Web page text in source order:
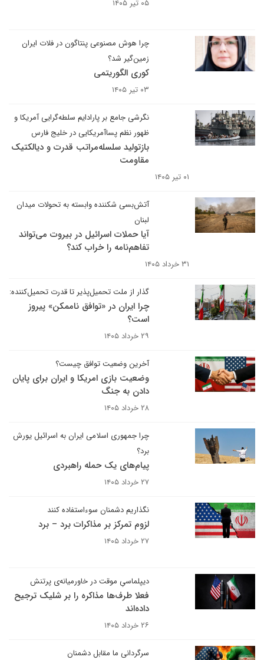
۰۵ تیر ۱۴۰۵
چرا هوش مصنوعی پنتاگون در فلات ایران
زمین‌گیر شد؟
کوری الگوریتمی
۰۳ تیر ۱۴۰۵
نگرشی جامع بر پارادایم سلطه‌گرایی آمریکا و
ظهور نظم پساآمریکایی در خلیج فارس
بازتولید سلسله‌مراتب قدرت و دیالکتیک
مقاومت
۰۱ تیر ۱۴۰۵
آتش‌بسی شکننده وابسته به تحولات میدان
لبنان
آیا حملات اسرائیل در بیروت می‌تواند
تفاهم‌نامه را خراب کند؟
۳۱ خرداد ۱۴۰۵
گذار از ملت تحمیل‌پذیر تا قدرت تحمیل‌کننده:
چرا ایران در «توافق ناممکن» پیروز
است؟
۲۹ خرداد ۱۴۰۵
آخرین وضعیت توافق چیست؟
وضعیت بازی امریکا و ایران برای پایان
دادن به جنگ
۲۸ خرداد ۱۴۰۵
چرا جمهوری اسلامی ایران به اسرائیل یورش
برد؟
پیام‌های یک حمله راهبردی
۲۷ خرداد ۱۴۰۵
نگذاریم دشمنان سوءاستفاده کنند
لزوم تمرکز بر مذاکرات برد – برد
۲۷ خرداد ۱۴۰۵
دیپلماسیِ موقت در خاورمیانه‌ی پرتنش
فعلا طرف‌ها مذاکره را بر شلیک ترجیح
داده‌اند
۲۶ خرداد ۱۴۰۵
سرگردانی ما مقابل دشمنان